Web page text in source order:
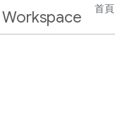
Workspace 首頁